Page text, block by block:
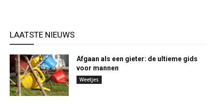
LAATSTE NIEUWS
Afgaan als een gieter: de ultieme gids
voor mannen
Weetjes